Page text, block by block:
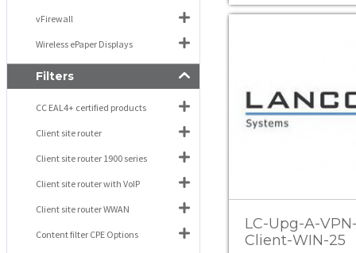
LC-Upg-A-
Client-WIN-25
vFirewall
Wireless ePaper Displays
Filters
CC EAL4+ certified products
Client site router
Client site router 1900 series
Client site router with VoIP
Client site router WWAN
Content filter CPE Options